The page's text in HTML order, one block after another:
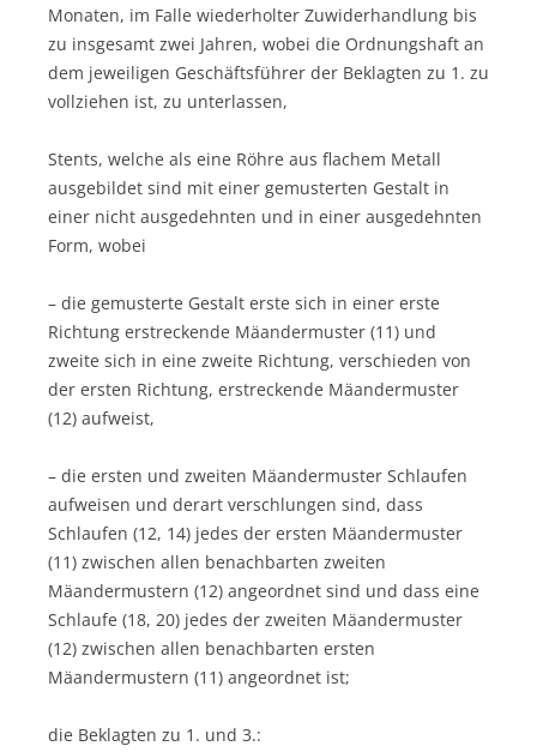
Monaten, im Falle wiederholter Zuwiderhandlung bis
zu insgesamt zwei Jahren, wobei die Ordnungshaft an
dem jeweiligen Geschäftsführer der Beklagten zu 1. zu
vollziehen ist, zu unterlassen,
Stents, welche als eine Röhre aus flachem Metall
ausgebildet sind mit einer gemusterten Gestalt in
einer nicht ausgedehnten und in einer ausgedehnten
Form, wobei
– die gemusterte Gestalt erste sich in einer erste
Richtung erstreckende Mäandermuster (11) und
zweite sich in eine zweite Richtung, verschieden von
der ersten Richtung, erstreckende Mäandermuster
(12) aufweist,
– die ersten und zweiten Mäandermuster Schlaufen
aufweisen und derart verschlungen sind, dass
Schlaufen (12, 14) jedes der ersten Mäandermuster
(11) zwischen allen benachbarten zweiten
Mäandermustern (12) angeordnet sind und dass eine
Schlaufe (18, 20) jedes der zweiten Mäandermuster
(12) zwischen allen benachbarten ersten
Mäandermustern (11) angeordnet ist;
die Beklagten zu 1. und 3.: